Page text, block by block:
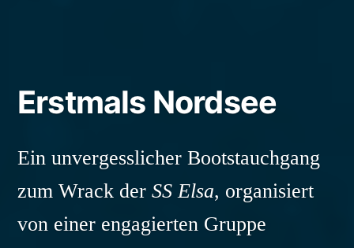
Erstmals Nordsee
Ein unvergesslicher Bootstauchgang
zum Wrack der SS Elsa, organisiert
von einer engagierten Gruppe